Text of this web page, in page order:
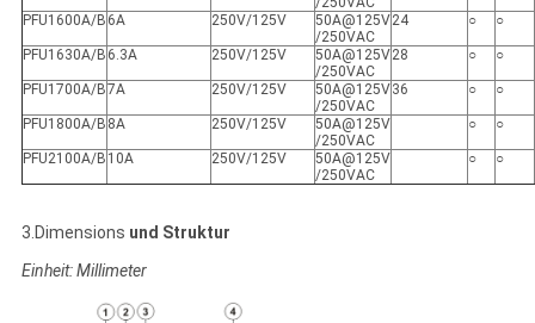
PFU1600A/B 6A 250V/125V
50A@125V
/250VAC
24 ○ ○
PFU1630A/B 6.3A 250V/125V
50A@125V
/250VAC
28 ○ ○
PFU1700A/B7A 250V/125V
50A@125V
/250VAC
36 ○ ○
PFU1800A/B 8A 250V/125V
50A@125V
/250VAC
○ ○
PFU2100A/B 10A 250V/125V
50A@125V
/250VAC
○ ○
3.Dimensions und Struktur
Einheit: Millimeter